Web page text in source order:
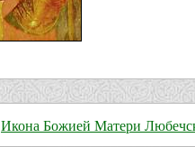
Икона Божией Матери